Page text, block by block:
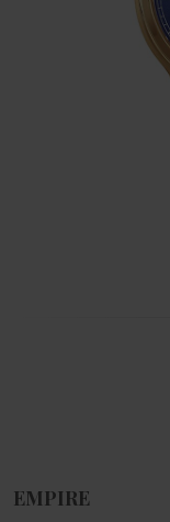
EMPIRE